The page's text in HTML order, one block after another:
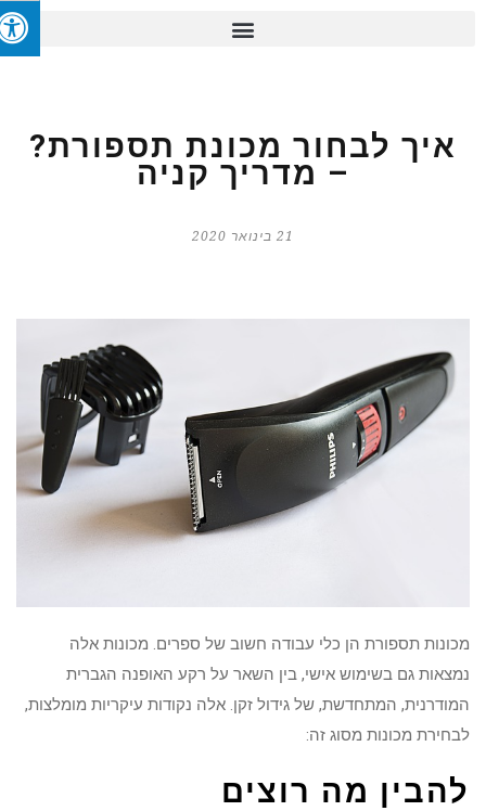
איך לבחור מכונת תספורת?
– מדריך קניה
מכונות תספורת הן כלי עבודה חשוב של ספרים. מכונות אלה
נמצאות גם בשימוש אישי, בין השאר על רקע האופנה הגברית
המודרנית, המתחדשת, של גידול זקן. אלה נקודות עיקריות מומלצות,
לבחירת מכונות מסוג זה:
להבין מה רוצים